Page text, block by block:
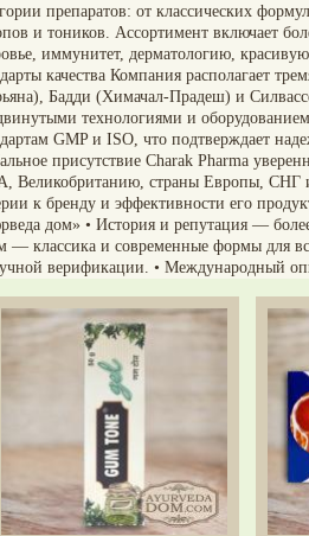
препаратов: от классических
и тоников. Ассортимент включает
иммунитет, дерматологию,
качества Компания располагает
Бадди (Химачал-Прадеш) и
технологиями и
GMP и ISO, что подтверждает
присутствие Charak Pharma
Великобританию, страны Европы, СНГ
к бренду и эффективности его
дом» • История и репутация —
— классика и современные формы для
верификации. • Международный